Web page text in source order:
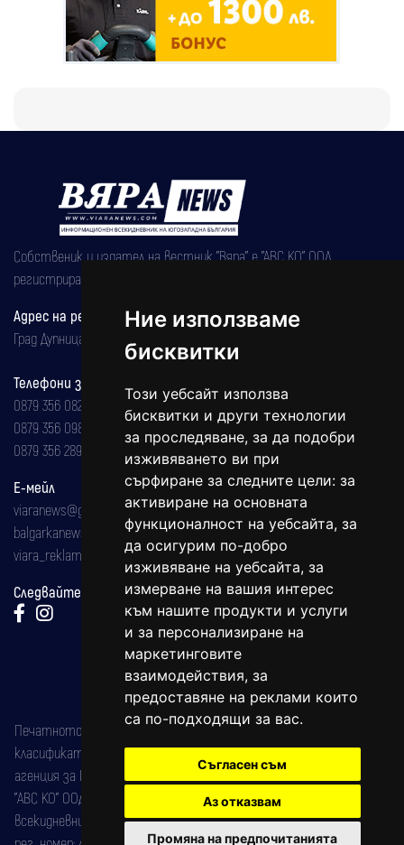
Ние използваме
бисквитки
Този уебсайт използва
бисквитки и други технологии
за проследяване, за да подобри
изживяването ви при
сърфиране за следните цели: за
активиране на основната
функционалност на уебсайта, за
да осигурим по-добро
изживяване на уебсайта, за
измерване на вашия интерес
към нашите продукти и услуги
и за персонализиране на
маркетинговите
взаимодействия, за
предоставяне на реклами които
са по-подходящи за вас.
Съгласен съм
Аз отказвам
Промяна на предпочитанията
Собственик и издател на вестник "Вяра" е "АВС КО" ООД,
регистрирана на 08.05.2002 година.
Адрес на редакцията
Град Дупница, ул.''Христо Ботев" 43
Телефони за реклама и абонаменти
0879 356 082
0879 356 098
0879 356 289
Е-мейл
viaranews@gmail.com
balgarkanews@gmail.com
viara_reklama@mail.bg
Следвайте ни:
Печатното издание на вестника е регистрирано в националния
класификатор на печатните издания (Българска национална
агенция за ISSN) под номер: ISSN 1312-4722.
"АВС КО" ООД е притежател на марката: Вяра информационен
всекидневник на югозападна България, със свидетелство за марка